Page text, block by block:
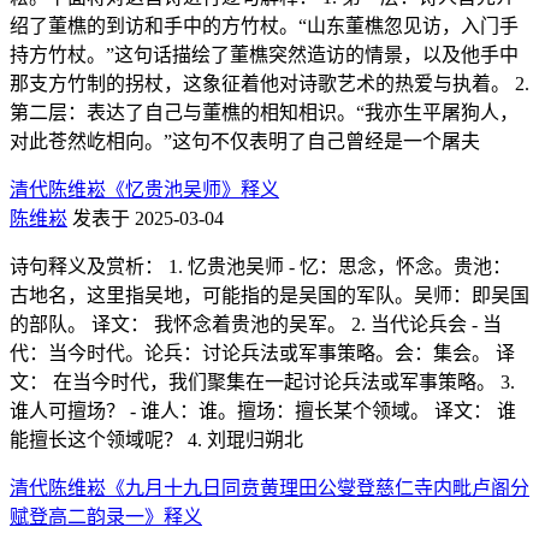
绍了董樵的到访和手中的方竹杖。“山东董樵忽见访，入门手
持方竹杖。”这句话描绘了董樵突然造访的情景，以及他手中
那支方竹制的拐杖，这象征着他对诗歌艺术的热爱与执着。 2.
第二层：表达了自己与董樵的相知相识。“我亦生平屠狗人，
对此苍然屹相向。”这句不仅表明了自己曾经是一个屠夫
清代陈维崧《忆贵池吴师》释义
陈维崧 发表于 2025-03-04
诗句释义及赏析： 1. 忆贵池吴师 - 忆：思念，怀念。贵池：
古地名，这里指吴地，可能指的是吴国的军队。吴师：即吴国
的部队。 译文： 我怀念着贵池的吴军。 2. 当代论兵会 - 当
代：当今时代。论兵：讨论兵法或军事策略。会：集会。 译
文： 在当今时代，我们聚集在一起讨论兵法或军事策略。 3.
谁人可擅场？ - 谁人：谁。擅场：擅长某个领域。 译文： 谁
能擅长这个领域呢？ 4. 刘琨归朔北
清代陈维崧《九月十九日同贲黄理田公燮登慈仁寺内毗卢阁分
赋登高二韵录一》释义